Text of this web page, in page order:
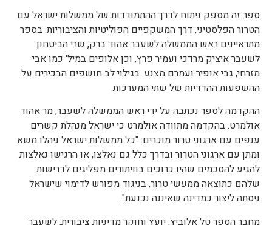
ספר זה מספק ניתוח לדרך ההתמודדות של ממשלות ישראל עם
הטרור הפלסטיני, דרך המשקפיים הפוליטיות והציבוריות. בספר
מתראיינים ראש הממשלה לשעבר אהוד ברק, שרי הביטחון
לשעבר איציק מרדכי ועמיר פרץ, וכן אלופים במיל' כמו אבי
מזרחי, גבי אופיר ועמרם מצנע. בגילוי לב חושפים הבכירים על
ההשפעות ההדדיות של שתי המערכות.
ההקדמה לספר נכתבה על ידי ראש הממשלה לשעבר, מר אהוד
אולמרט. בהקדמה מתוודה אולמרט כי ישראל מנהלת קשרים
ענפים עם ארגוני טרור מוכרים: "כל ממשלות ישראל ניהלו משא
ומתן עם ארגוני הטרור ובדרך כלל גם נאלצו, או הרגישו נאלצות
להגיע להסכמים שהיו כרוכים בוויתורים מפליגים לדרישות
שלהם כתוצאה ממעשי טרור, בניגוד מפורש לדימוי שישראל
ניסתה ליצור כמדינה שאיננה נכנעת".
מחבר הספר טל אלוביץ, יועץ וחוקר מדיניות ציבורית, לשעבר